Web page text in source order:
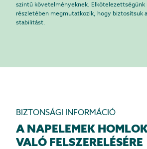
szintű követelményeknek. Elkötelezettségünk
részletében megmutatkozik, hogy biztosítsuk
stabilitást.
BIZTONSÁGI INFORMÁCIÓ
A NAPELEMEK
VALÓ FELSZERELÉSÉRE